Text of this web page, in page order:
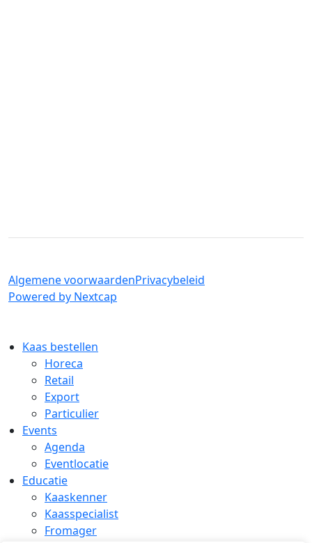
Algemene voorwaardenPrivacybeleid
Powered by Nextcap
Kaas bestellen
Horeca
Retail
Export
Particulier
Events
Agenda
Eventlocatie
Educatie
Kaaskenner
Kaasspecialist
Fromager